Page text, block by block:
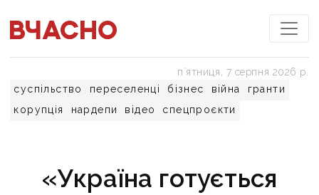
суспільство переселенці бізнес війна
гранти
корупція
нардепи відео спецпроєкти
пʼятниця, 7 серпня 2026 р.
«Україна готується